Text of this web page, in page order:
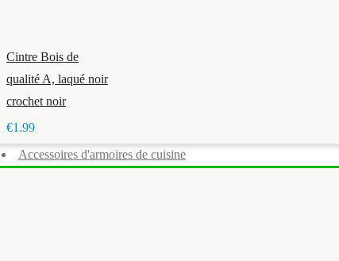
Accessoires d'armoires de cuisine
Cintre Bois de
qualité A, laqué noir
crochet noir
€1.99